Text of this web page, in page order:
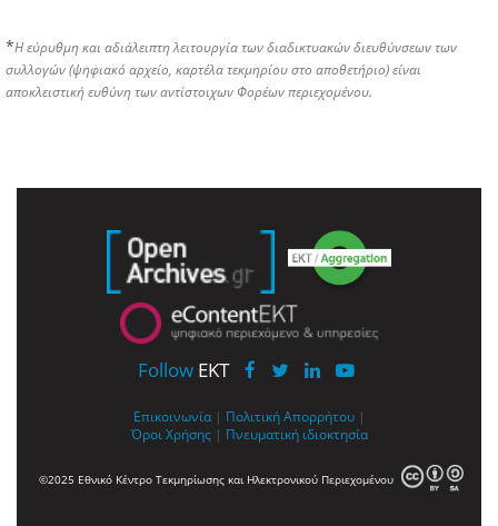
*Η εύρυθμη και αδιάλειπτη λειτουργία των διαδικτυακών διευθύνσεων των
συλλογών (ψηφιακό αρχείο, καρτέλα τεκμηρίου στο αποθετήριο) είναι
αποκλειστική ευθύνη των αντίστοιχων Φορέων περιεχομένου.
Follow EKT
Επικοινωνία | Πολιτική Απορρήτου |
Όροι Χρήσης | Πνευματική ιδιοκτησία
©2025 Εθνικό Κέντρο Τεκμηρίωσης και Ηλεκτρονικού Περιεχομένου